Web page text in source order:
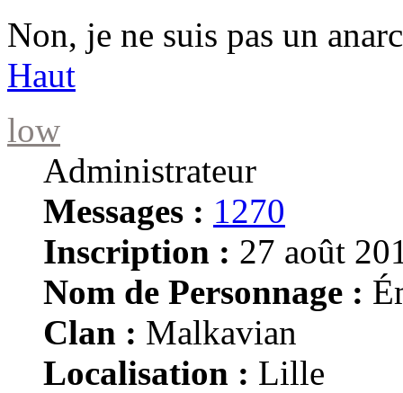
Non, je ne suis pas un
Haut
low
Administrateur
Messages : 1270
Inscription : 27 août
Nom de Personnage :
Clan : Malkavian
Localisation : Lille